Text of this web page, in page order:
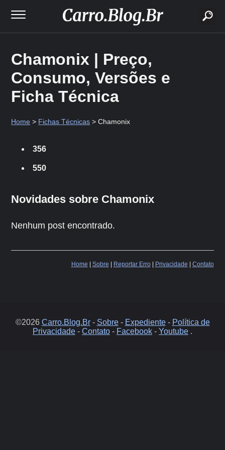
Chamonix | Preço,
Consumo, Versões e
Ficha Técnica
Home > Fichas Técnicas > Chamonix
356
550
Novidades sobre Chamonix
Nenhum post encontrado.
Home Sobre Reportar Erro| Privacidade Contato
©2026 Carro.Blog.Br- Sobre- Expediente- Política de
Privacidade - Contato - Facebook - Youtube .